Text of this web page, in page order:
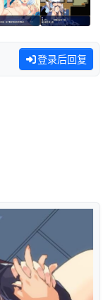
登录后回复
午1:16